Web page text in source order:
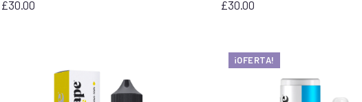
£30.00 £30.00
¡OFERTA!